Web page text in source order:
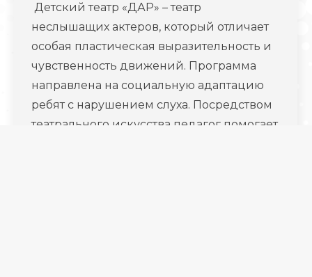
Детский театр «ДАР» – театр
неслышащих актеров, который отличает
особая пластическая выразительность и
чувственность движений. Программа
направлена на социальную адаптацию
ребят с нарушением слуха. Посредством
театрального искусства педагог помогает